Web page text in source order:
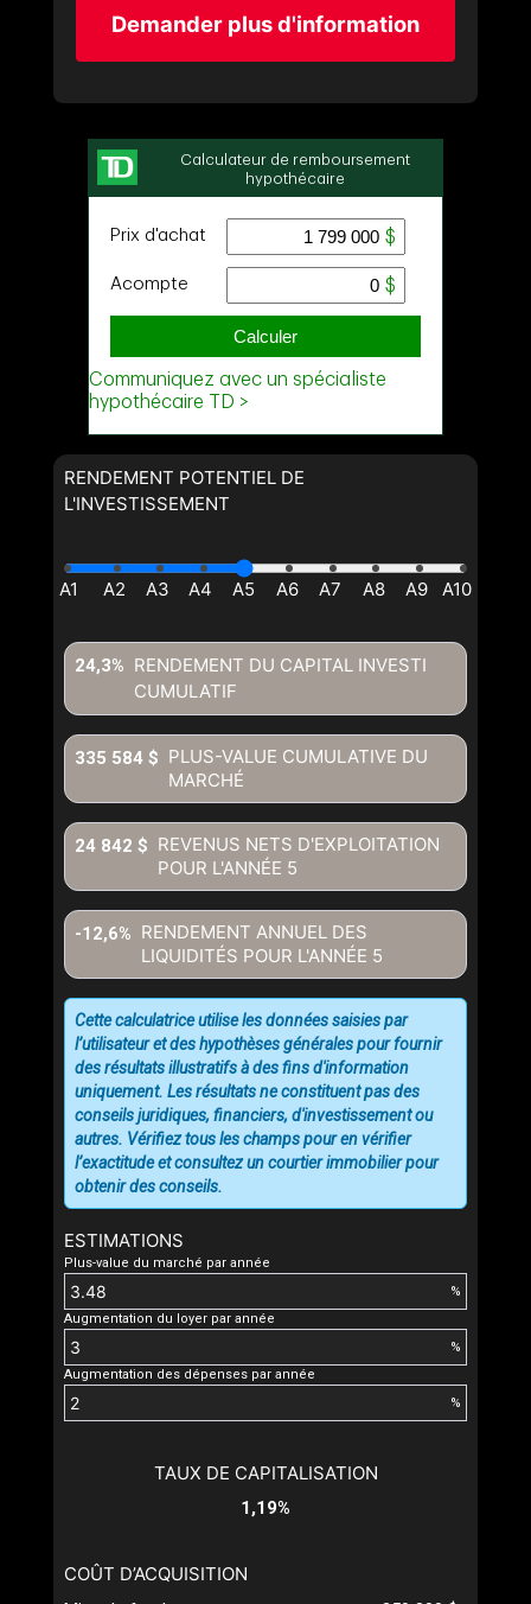
Demander plus d'information
RENDEMENT POTENTIEL DE
L'INVESTISSEMENT
RENDEMENT DU CAPITAL INVESTI
CUMULATIF
24,3%
PLUS-VALUE CUMULATIVE DU
MARCHÉ
335 584 $
REVENUS NETS D'EXPLOITATION
POUR L'ANNÉE 5
24 842 $
RENDEMENT ANNUEL DES
LIQUIDITÉS POUR L'ANNÉE 5
-12,6%
ESTIMATIONS
Plus-value du marché par année
%
Augmentation du loyer par année
%
Augmentation des dépenses par année
%
Cette calculatrice utilise les données saisies par
l’utilisateur et des hypothèses générales pour fournir
des résultats illustratifs à des fins d'information
uniquement. Les résultats ne constituent pas des
conseils juridiques, financiers, d'investissement ou
autres. Vérifiez tous les champs pour en vérifier
l’exactitude et consultez un courtier immobilier pour
obtenir des conseils.
TAUX DE CAPITALISATION
1,19%
COÛT D’ACQUISITION